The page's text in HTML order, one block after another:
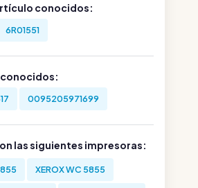
conocidos:
6R01551
conocidos:
0095205971699
las siguientes impresoras:
XEROX WC 5855